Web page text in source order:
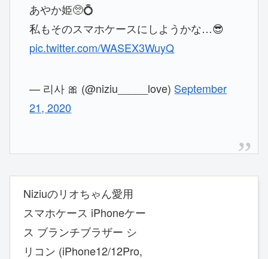
あやか姫🥺💍
私もそのスマホケースにしようかな…😎
pic.twitter.com/WASEX3WuyQ
— 리사 🎀 (@niziu_____love) September
21, 2020
Niziuのリオちゃん愛用
スマホケース iPhoneケー
ス ブランチブラザー シ
リコン (iPhone12/12Pro,